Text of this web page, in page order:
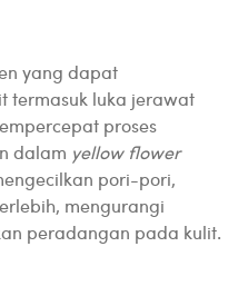
yang dapat
termasuk luka jerawat
proses
dalam yellow flower
pori-pori,
mengurangi
peradangan pada kulit.